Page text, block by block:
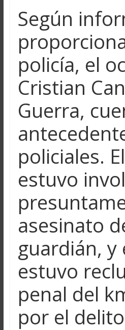
Según
policía, el
Cristian
Guerra,
policiales.
estuvo
asesinato
guardián, y
estuvo
penal del
por el